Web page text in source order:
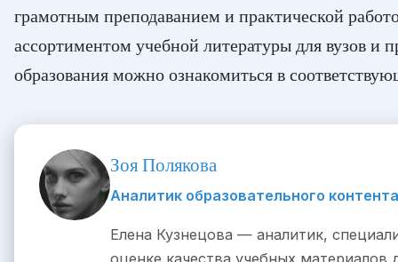
грамотным преподаванием и практической
ассортиментом учебной литературы для вузов и
образования можно ознакомиться в
Зоя Полякова
Аналитик образовательного контента
Елена Кузнецова — аналитик,
оценке качества учебных материалов